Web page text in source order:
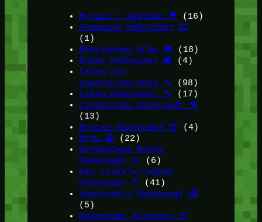
HyTale / ХайТейл 🌳
(16)
Анимации Майнкрафт 🎞️
(1)
Браузерные Игры 🎮(18)
Видео Майнкрафт 📽️ (4)
Гайды для
администраторов 🔧
(98)
Гайды Майнкрафт 🔨
(17)
Генераторы Майнкрафт 🔁
(13)
Игроки Майнкрафт 😎 (4)
Игры 🕹️ (22)
Интересные Факты
Майнкрафт 💡(6)
Как создать сервер
Майнкрафт ⛏️ (41)
Крипипаста Майнкрафт 😱
(5)
Майнкрафт Датапаки 📦